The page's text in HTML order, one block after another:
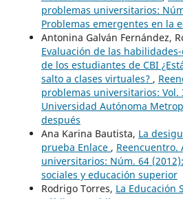
problemas universitarios:
Problemas emergentes en la
Antonina Galván Fernández,
Evaluación de las
de los estudiantes de CBI
salto a clases virtuales? ,
problemas universitarios: Vol.
Universidad Autónoma
después
Ana Karina Bautista, La
prueba Enlace , Reencuentro.
universitarios: Núm. 64
sociales y educación superior
Rodrigo Torres, La Educación